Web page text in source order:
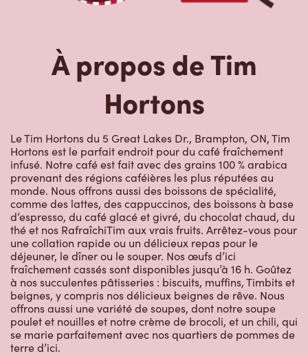
À propos de Tim
Hortons
Le Tim Hortons du 5 Great Lakes Dr., Brampton, ON, Tim
Hortons est le parfait endroit pour du café fraîchement
infusé. Notre café est fait avec des grains 100 % arabica
provenant des régions caféières les plus réputées au
monde. Nous offrons aussi des boissons de spécialité,
comme des lattes, des cappuccinos, des boissons à base
d’espresso, du café glacé et givré, du chocolat chaud, du
thé et nos RafraîchiTim aux vrais fruits. Arrêtez-vous pour
une collation rapide ou un délicieux repas pour le
déjeuner, le dîner ou le souper. Nos œufs d’ici
fraîchement cassés sont disponibles jusqu’à 16 h. Goûtez
à nos succulentes pâtisseries : biscuits, muffins, Timbits et
beignes, y compris nos délicieux beignes de rêve. Nous
offrons aussi une variété de soupes, dont notre soupe
poulet et nouilles et notre crème de brocoli, et un chili, qui
se marie parfaitement avec nos quartiers de pommes de
terre d’ici.